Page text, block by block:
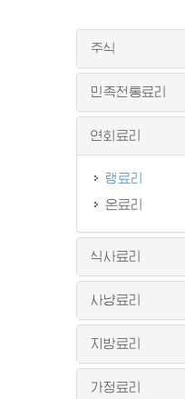
주식
민족전통료리
연회료리
랭료리
온료리
식사료리
사냥료리
지방료리
가정료리